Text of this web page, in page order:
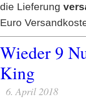
die Lieferung
Euro
Wieder 9
King
6. April 2018